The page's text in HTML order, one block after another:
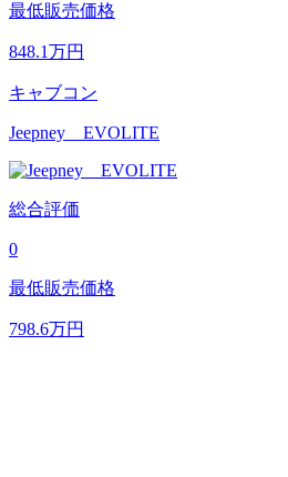
最低販売価格
848.1万円
キャブコン
Jeepney EVOLITE
総合評価
0
最低販売価格
798.6万円